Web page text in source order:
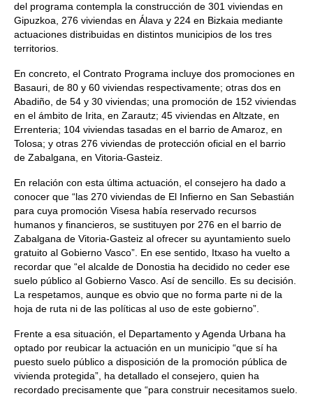
del programa contempla la construcción de 301 viviendas en
Gipuzkoa, 276 viviendas en Álava y 224 en Bizkaia mediante
actuaciones distribuidas en distintos municipios de los tres
territorios.
En concreto, el Contrato Programa incluye dos promociones en
Basauri, de 80 y 60 viviendas respectivamente; otras dos en
Abadiño, de 54 y 30 viviendas; una promoción de 152 viviendas
en el ámbito de Irita, en Zarautz; 45 viviendas en Altzate, en
Errenteria; 104 viviendas tasadas en el barrio de Amaroz, en
Tolosa; y otras 276 viviendas de protección oficial en el barrio
de Zabalgana, en Vitoria-Gasteiz.
En relación con esta última actuación, el consejero ha dado a
conocer que “las 270 viviendas de El Infierno en San Sebastián
para cuya promoción Visesa había reservado recursos
humanos y financieros, se sustituyen por 276 en el barrio de
Zabalgana de Vitoria-Gasteiz al ofrecer su ayuntamiento suelo
gratuito al Gobierno Vasco”. En ese sentido, Itxaso ha vuelto a
recordar que “el alcalde de Donostia ha decidido no ceder ese
suelo público al Gobierno Vasco. Así de sencillo. Es su decisión.
La respetamos, aunque es obvio que no forma parte ni de la
hoja de ruta ni de las políticas al uso de este gobierno”.
Frente a esa situación, el Departamento y Agenda Urbana ha
optado por reubicar la actuación en un municipio “que sí ha
puesto suelo público a disposición de la promoción pública de
vivienda protegida”, ha detallado el consejero, quien ha
recordado precisamente que “para construir necesitamos suelo.